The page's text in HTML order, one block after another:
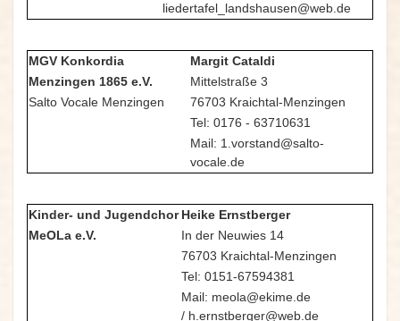
liedertafel_landshausen@web.de
MGV Konkordia
Margit Cataldi
Menzingen 1865 e.V.
Mittelstraße 3
Salto Vocale Menzingen
76703 Kraichtal-Menzingen
Tel: 0176 - 63710631
Mail: 1.vorstand@salto-
vocale.de
Kinder- und Jugendchor Heike Ernstberger
MeOLa e.V.
In der Neuwies 14
76703 Kraichtal-Menzingen
Tel: 0151-67594381
Mail: meola@ekime.de
/ h.ernstberger@web.de